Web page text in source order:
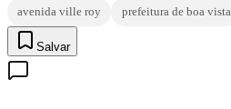
avenida ville roy prefeitura de boa vista
Salvar